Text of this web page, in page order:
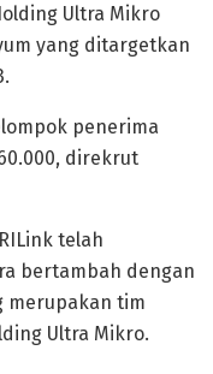
Ultra Mikro
yang ditargetkan
penerima
direkrut
telah
bertambah dengan
merupakan tim
Ultra Mikro.